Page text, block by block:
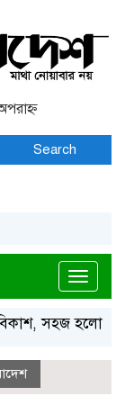
Search
হলো ডিজিটাল